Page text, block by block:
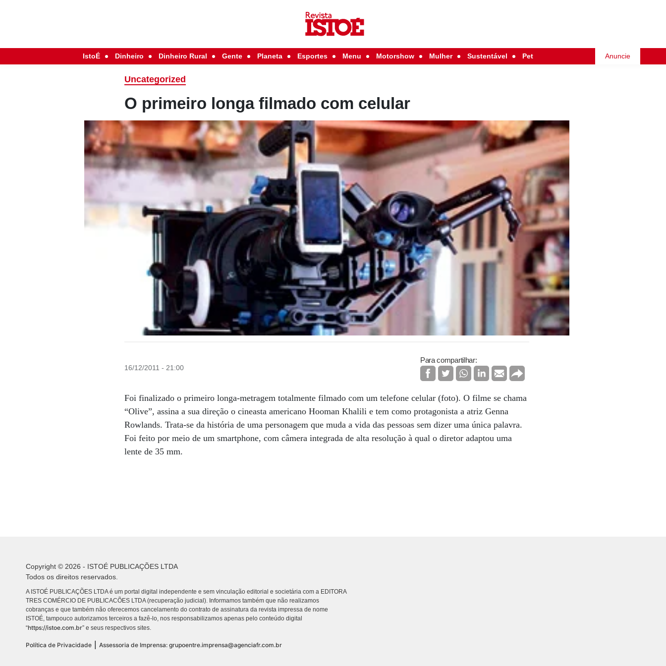
IstoÉ Dinheiro Dinheiro Rural Gente Planeta Esportes Menu Motorshow Mulher Sustentável Pet Anuncie
Uncategorized
O primeiro longa filmado com celular
16/12/2011 - 21:00
Para compartilhar:
Foi finalizado o primeiro longa-metragem totalmente filmado com um telefone celular (foto). O filme se chama
“Olive”, assina a sua direção o cineasta americano Hooman Khalili e tem como protagonista a atriz Genna
Rowlands. Trata-se da história de uma personagem que muda a vida das pessoas sem dizer uma única palavra.
Foi feito por meio de um smartphone, com câmera integrada de alta resolução à qual o diretor adaptou uma
lente de 35 mm.
Copyright © 2026 - ISTOÉ PUBLICAÇÕES LTDA
Todos os direitos reservados.
A ISTOÉ PUBLICAÇÕES LTDA é um portal digital independente e sem vinculação editorial e societária com a EDITORA
TRES COMÉRCIO DE PUBLICACÕES LTDA (recuperação judicial). Informamos também que não realizamos
cobranças e que também não oferecemos cancelamento do contrato de assinatura da revista impressa de nome
ISTOÉ, tampouco autorizamos terceiros a fazê-lo, nos responsabilizamos apenas pelo conteúdo digital
“https://istoe.com.br” e seus respectivos sites.
Política de Privacidade Assessoria de Imprensa: grupoentre.imprensa@agenciafr.com.br